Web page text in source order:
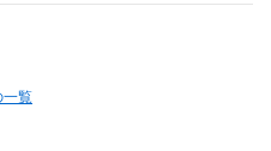
一覧